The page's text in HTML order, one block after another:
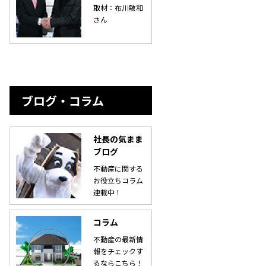
取材：布川敏和
さん
ブログ・コラム
社長の気まま
ブログ
不動産に関する
お役立ちコラム
連載中！
コラム
不動産の最新情
報をチェックす
るならこちら！